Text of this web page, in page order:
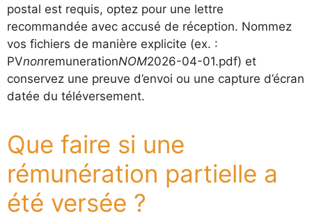
postal est requis, optez pour une lettre
recommandée avec accusé de réception. Nommez
vos fichiers de manière explicite (ex. :
PVnonremunerationNOM2026-04-01.pdf) et
conservez une preuve d’envoi ou une capture d’écran
datée du téléversement.
Que faire si une
rémunération partielle a
été versée ?